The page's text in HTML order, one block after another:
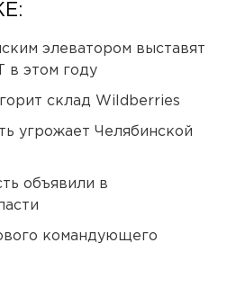
элеватором выставят
в этом году
склад Wildberries
угрожает Челябинской
объявили в
командующего